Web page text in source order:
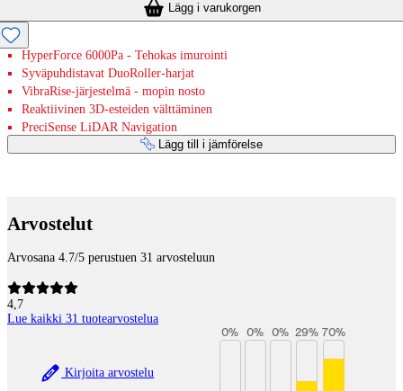
Lägg i varukorgen
HyperForce 6000Pa - Tehokas imurointi
Syväpuhdistavat DuoRoller-harjat
VibraRise-järjestelmä - mopin nosto
Reaktiivinen 3D-esteiden välttäminen
PreciSense LiDAR Navigation
Lägg till i jämförelse
Arvostelut
Arvosana 4.7/5 perustuen 31 arvosteluun
4,7
Lue kaikki 31 tuotearvostelua
Kirjoita arvostelu
0% 0% 0% 29% 70%